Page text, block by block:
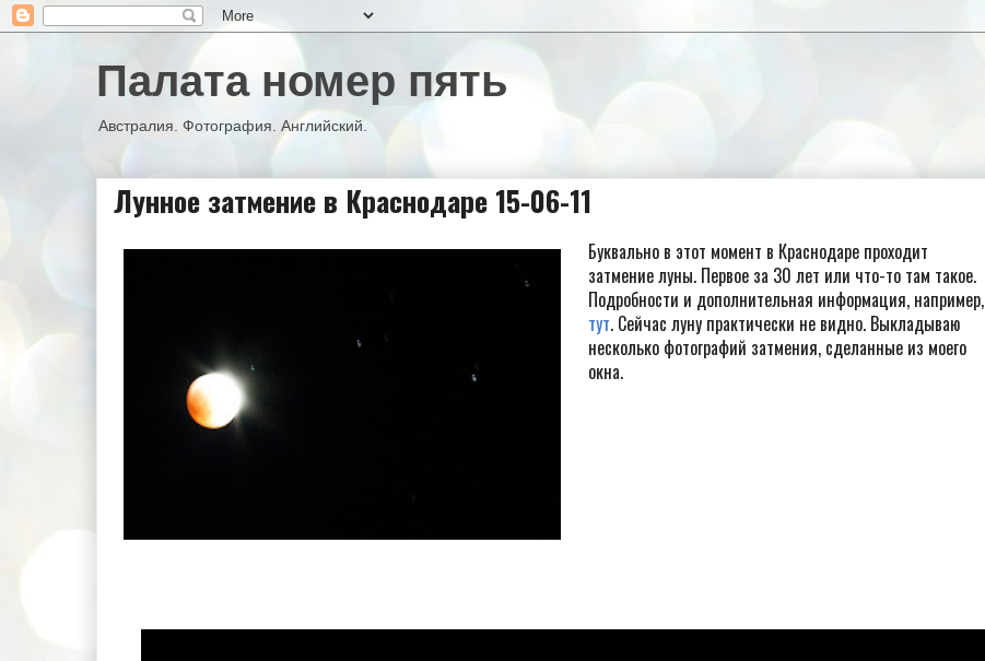
Палата номер пять
Австралия. Фотография. Английский.
Лунное затмение в Краснодаре 15-06-11
Буквально в этот момент в Краснодаре проходит
затмение луны. Первое за 30 лет или что-то там такое.
Подробности и дополнительная информация, например,
тут. Сейчас луну практически не видно. Выкладываю
несколько фотографий затмения, сделанные из моего
окна.